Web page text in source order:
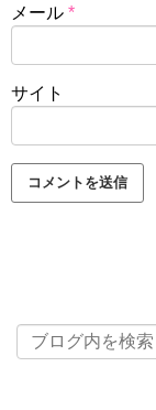
メール *
サイト